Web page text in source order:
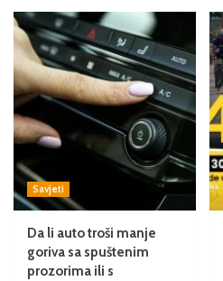
Savjeti
Da li auto troši manje
goriva sa spuštenim
prozorima ili s